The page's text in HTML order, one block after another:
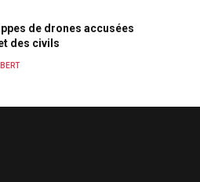
de drones accusées
des civils